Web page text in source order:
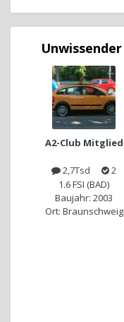
Unwissender
A2-Club Mitglied
2,7Tsd
2
1.6 FSI (BAD)
Baujahr: 2003
Ort: Braunschweig